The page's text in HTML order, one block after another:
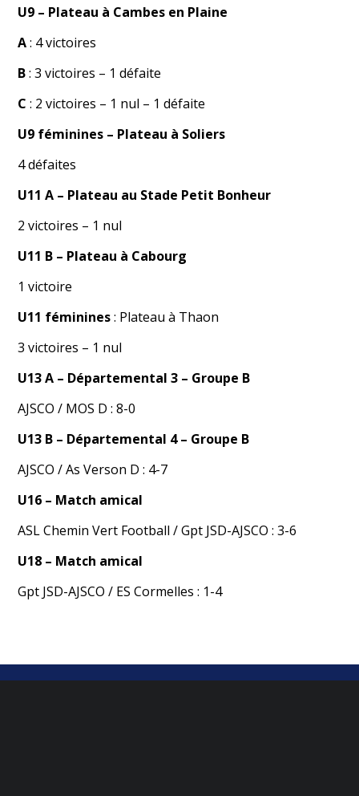
U9 – Plateau à Cambes en Plaine
A: 4 victoires
B: 3 victoires – 1 défaite
C : 2 victoires – 1 nul – 1 défaite
U9 féminines – Plateau à Soliers
4 défaites
U11 A – Plateau au Stade Petit Bonheur
2 victoires – 1 nul
U11 B – Plateau à Cabourg
1 victoire
U11 féminines: Plateau à Thaon
3 victoires – 1 nul
U13 A – Départemental 3 – Groupe B
AJSCO / MOS D : 8-0
U13 B – Départemental 4 – Groupe B
AJSCO / As Verson D : 4-7
U16 – Match amical
ASL Chemin Vert Football / Gpt JSD-AJSCO : 3-6
U18 – Match amical
Gpt JSD-AJSCO / ES Cormelles : 1-4